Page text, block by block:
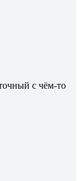
с чём-то